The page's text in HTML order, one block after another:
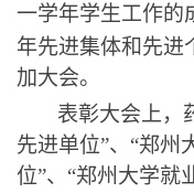
一学年学生工作的
年先进集体和先进
加大会。
表彰大会上，
先进单位”、“郑州
位”、“郑州大学就